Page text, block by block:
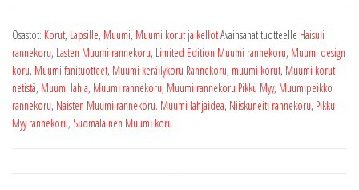
(Pikku
Myy,
Muumipeikko,
Haisuli
ja
Osastot: Korut, Lapsille, Muumi, Muumi korut ja kellotAvainsanat tuotteelle Haisuli
rannekoru, Lasten Muumi rannekoru, Limited Edition Muumi rannekoru, Muumi design
koru, Muumi fanituotteet, Muumi keräilykoru Rannekoru, muumi korut, Muumi korut
netistä, Muumi lahja, Muumi rannekoru, Muumi rannekoru Pikku Myy, Muumipeikko
rannekoru, Naisten Muumi rannekoru. Muumi lahjaidea, Niiskuneiti rannekoru, Pikku
Myy rannekoru, Suomalainen Muumi koru